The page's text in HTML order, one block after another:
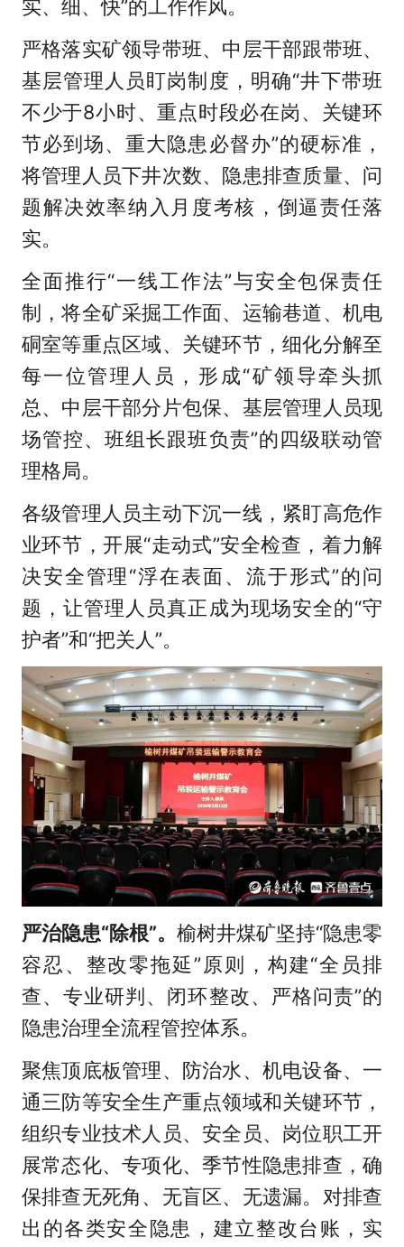
实、细、快”的工作作风。
严格落实矿领导带班、中层干部跟带班、
基层管理人员盯岗制度，明确“井下带班
不少于8小时、重点时段必在岗、关键环
节必到场、重大隐患必督办”的硬标准，
将管理人员下井次数、隐患排查质量、问
题解决效率纳入月度考核，倒逼责任落
实。
全面推行“一线工作法”与安全包保责任
制，将全矿采掘工作面、运输巷道、机电
硐室等重点区域、关键环节，细化分解至
每一位管理人员，形成“矿领导牵头抓
总、中层干部分片包保、基层管理人员现
场管控、班组长跟班负责”的四级联动管
理格局。
各级管理人员主动下沉一线，紧盯高危作
业环节，开展“走动式”安全检查，着力解
决安全管理“浮在表面、流于形式”的问
题，让管理人员真正成为现场安全的“守
护者”和“把关人”。
严治隐患“除根”。 榆树井煤矿坚持“隐患零
容忍、整改零拖延”原则，构建“全员排
查、专业研判、闭环整改、严格问责”的
隐患治理全流程管控体系。
聚焦顶底板管理、防治水、机电设备、一
通三防等安全生产重点领域和关键环节，
组织专业技术人员、安全员、岗位职工开
展常态化、专项化、季节性隐患排查，确
保排查无死角、无盲区、无遗漏。对排查
出的各类安全隐患，建立整改台账，实